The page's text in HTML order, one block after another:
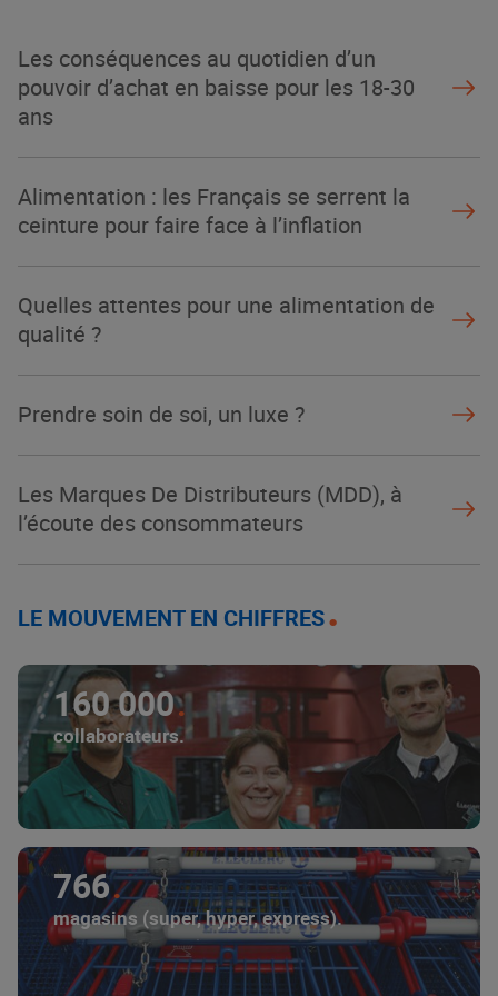
Les conséquences au quotidien d’un
pouvoir d’achat en baisse pour les 18-30
ans
Alimentation : les Français se serrent la
ceinture pour faire face à l’inflation
Quelles attentes pour une alimentation de
qualité ?
Prendre soin de soi, un luxe ?
Les Marques De Distributeurs (MDD), à
l’écoute des consommateurs
LE MOUVEMENT EN CHIFFRES
160 000
collaborateurs.
766
magasins (super, hyper, express).